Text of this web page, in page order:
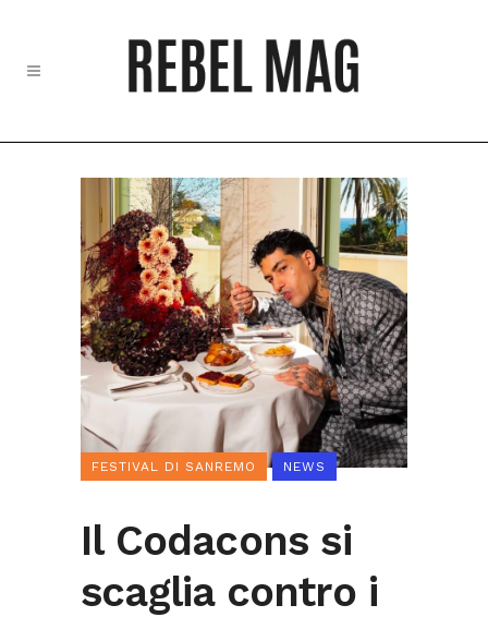
FESTIVAL DI SANREMO NEWS
Il Codacons si
scaglia contro i